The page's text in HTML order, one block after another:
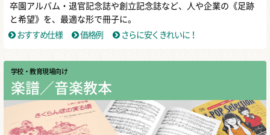
卒園アルバム・退官記念誌や創立記念誌など、人や企業の《足跡
と希望》を、最適な形で冊子に。
おすすめ仕様
価格例 さらに安くきれいに！
学校・教育現場向け
楽譜／音楽教本